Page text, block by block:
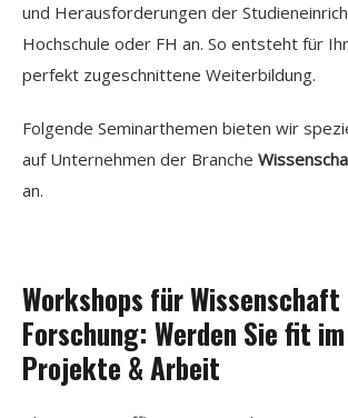
und Herausforderungen der
Hochschule oder FH an. So entsteht für
perfekt zugeschnittene Weiterbildung.
Folgende Seminarthemen bieten wir
auf Unternehmen der Branche
an.
Workshops für Wissenschaft
Forschung: Werden Sie fit
Projekte & Arbeit